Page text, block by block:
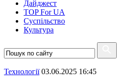
Дайджест
TOP For UA
Суспiльство
Культура
Технології 03.06.2025 16:45